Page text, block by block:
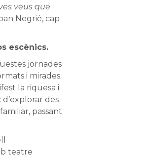
veus que
Negrié, cap
escènics.
jornades
i mirades.
la riquesa i
des
passant
teatre